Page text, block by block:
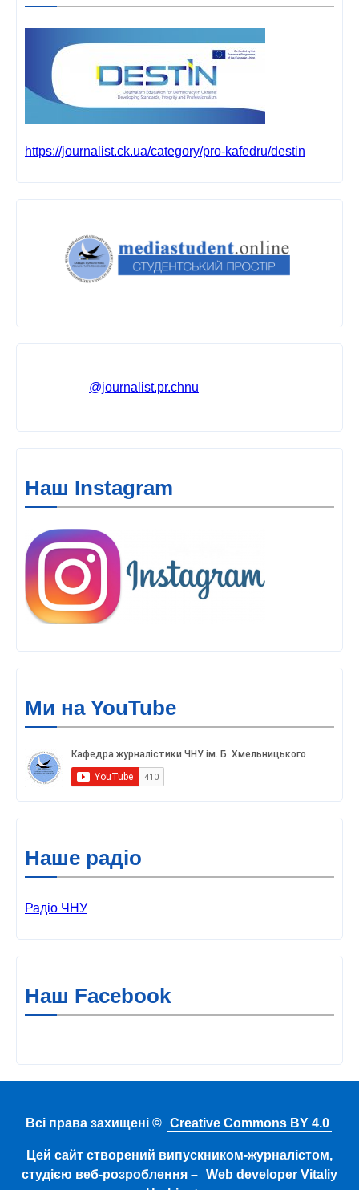
https://journalist.ck.ua/category/pro-kafedru/destin
@journalist.pr.chnu
Наш Instagram
Ми на YouTube
Наше радіо
Радіо ЧНУ
Наш Facebook
Всі права захищені © Creative Commons BY 4.0
Цей сайт створений випускником-журналістом,
студією веб-розроблення – Web developer Vitaliy